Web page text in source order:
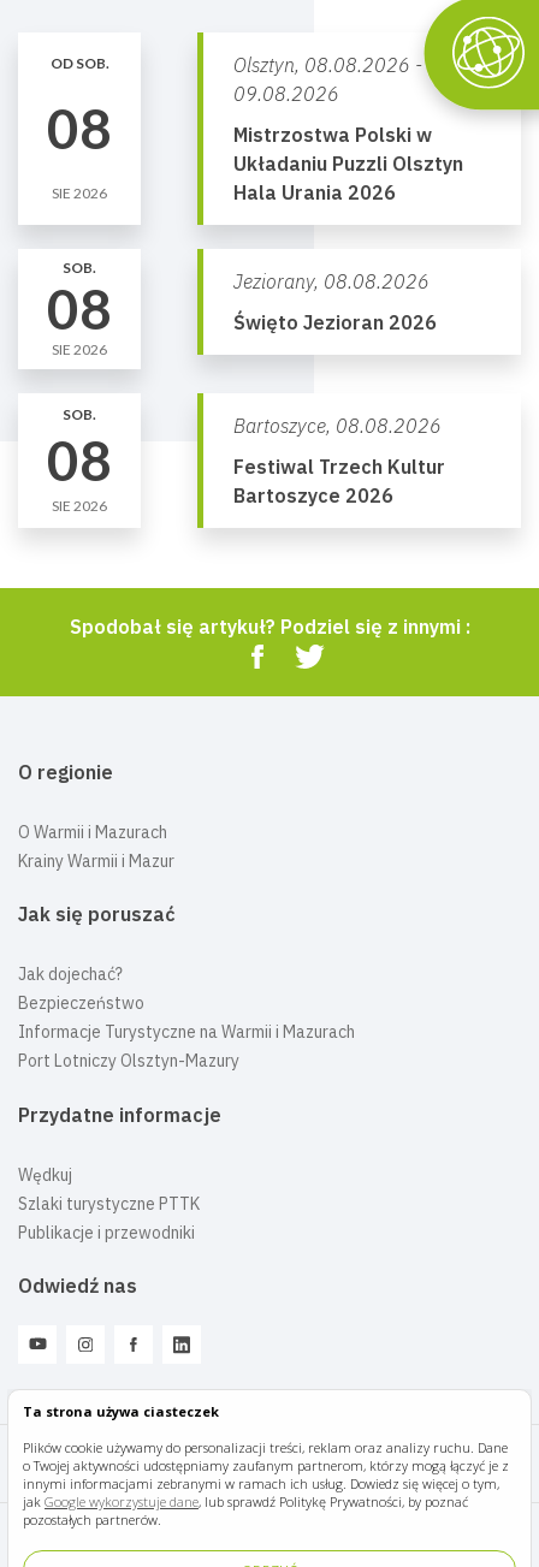
Ta strona używa ciasteczek
Plików cookie używamy do personalizacji treści, reklam oraz analizy ruchu. Dane
o Twojej aktywności udostępniamy zaufanym partnerom, którzy mogą łączyć je z
innymi informacjami zebranymi w ramach ich usług. Dowiedz się więcej o tym,
jak Google wykorzystuje dane, lub sprawdź Politykę Prywatności, by poznać
pozostałych partnerów.
OD SOB.
08
SIE 2026
Olsztyn, 08.08.2026 -
09.08.2026
Mistrzostwa Polski w
Układaniu Puzzli Olsztyn
Hala Urania 2026
SOB.
08
SIE 2026
Jeziorany, 08.08.2026
Święto Jezioran 2026
SOB.
08
SIE 2026
Bartoszyce, 08.08.2026
Festiwal Trzech Kultur
Bartoszyce 2026
Spodobał się artykuł? Podziel się z innymi :
O regionie
O Warmii i Mazurach
Krainy Warmii i Mazur
Jak się poruszać
Jak dojechać?
Bezpieczeństwo
Informacje Turystyczne na Warmii i Mazurach
Port Lotniczy Olsztyn-Mazury
Przydatne informacje
Wędkuj
Szlaki turystyczne PTTK
Publikacje i przewodniki
Odwiedź nas
Mazury Travel © 2026
Polityka prywatności